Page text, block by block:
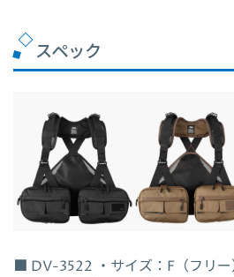
スペック
■ DV-3522 ・サイズ：F（フリ